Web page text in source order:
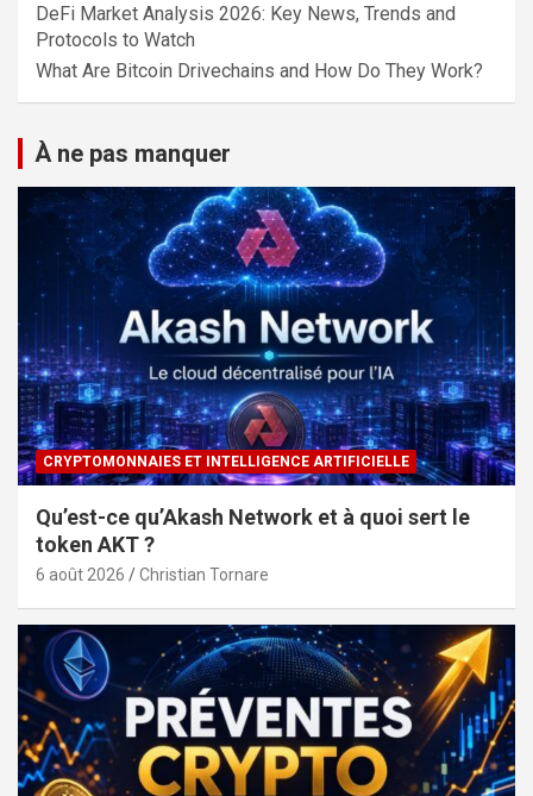
DeFi Market Analysis 2026: Key News, Trends and
Protocols to Watch
What Are Bitcoin Drivechains and How Do They Work?
À ne pas manquer
CRYPTOMONNAIES ET INTELLIGENCE ARTIFICIELLE
Qu’est-ce qu’Akash Network et à quoi sert le
token AKT ?
6 août 2026 Christian Tornare